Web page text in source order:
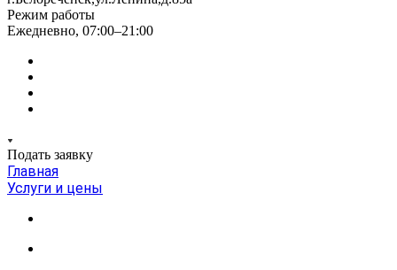
Режим работы
Ежедневно, 07:00–21:00
Подать заявку
Главная
Услуги и цены